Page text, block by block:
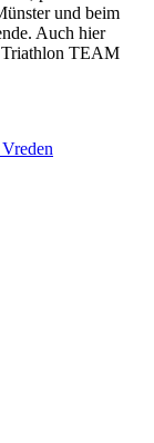
und beim
Auch hier
Triathlon TEAM